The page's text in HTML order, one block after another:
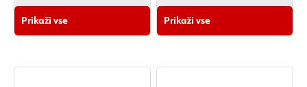
Prikaži vse Prikaži vse